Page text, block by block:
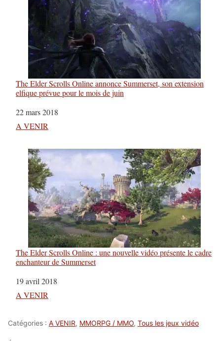
The Elder Scrolls Online annonce Summerset, son extension
elfique prévue pour le mois de juin
Date
22 mars 2018
Par rapport à
A VENIR
The Elder Scrolls Online : une nouvelle vidéo présente le cadre
enchanteur de Summerset
Date
19 avril 2018
Par rapport à
A VENIR
Catégories : A VENIR, MMORPG / MMO, Tous les jeux vidéo